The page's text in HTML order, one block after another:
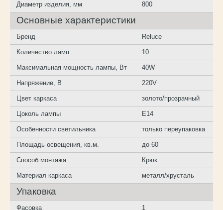
Диаметр изделия, мм 800
Основные характеристики
Бренд Reluce
Количество ламп 10
Максимальная мощность лампы, Вт 40W
Напряжение, В 220V
Цвет каркаса золото/прозрачный
Цоколь лампы E14
Особенности светильника только переупаковка
Площадь освещения, кв.м. до 60
Способ монтажа Крюк
Материал каркаса металл/хрусталь
Упаковка
Фасовка 1